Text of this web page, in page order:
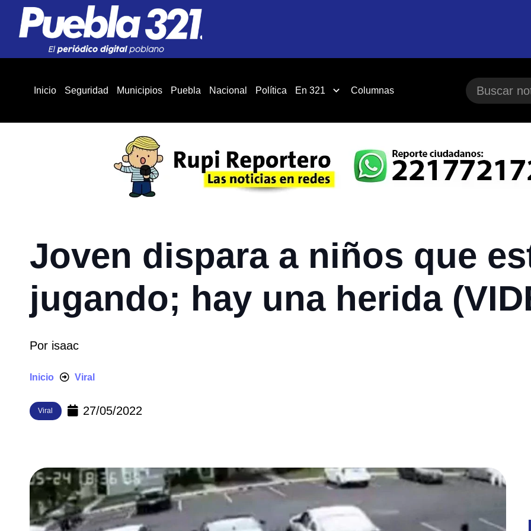
Inicio Seguridad Municipios Puebla Nacional Política En 321 Columnas
Joven dispara a niños que
jugando; hay una herida
Por isaac
Inicio Viral
Viral 27/05/2022